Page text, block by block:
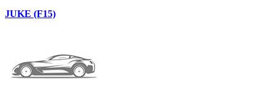
JUKE (F15)